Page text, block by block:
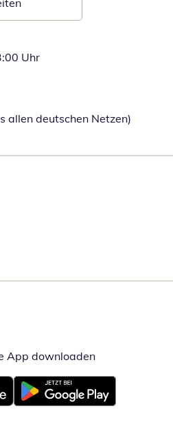
Uhr
allen deutschen Netzen)
App downloadenÖffnet in
Fenster
Öffnet in neuem Fenster